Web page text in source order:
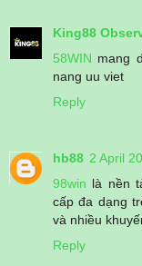
King88
58WIN mang
nang uu viet
Reply
hb88 2 April
98win là nền
cấp đa dạng
và nhiều
Reply